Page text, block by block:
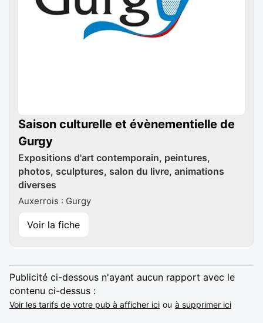
Saison culturelle et évènementielle de
Gurgy
Expositions d'art contemporain, peintures,
photos, sculptures, salon du livre, animations
diverses
Auxerrois : Gurgy
Voir la fiche
Publicité ci-dessous n'ayant aucun rapport avec le
contenu ci-dessus :
Voir les tarifs de votre pub à afficher ici ou à supprimer ici